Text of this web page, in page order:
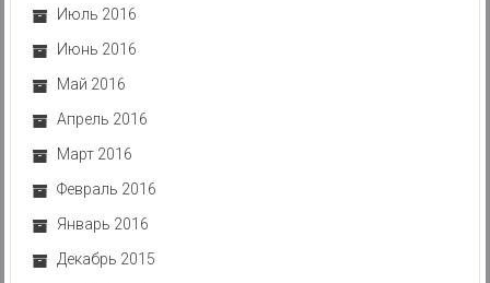
Июль 2016
Июнь 2016
Май 2016
Апрель 2016
Март 2016
Февраль 2016
Январь 2016
Декабрь 2015